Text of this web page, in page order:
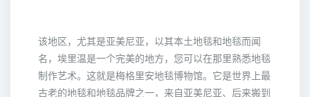
该地区，尤其是亚美尼亚，以其本土地毯和地毯而闻
名，埃里温是一个完美的地方，您可以在那里熟悉地毯
制作艺术。这就是梅格里安地毯博物馆。它是世界上最
古老的地毯和地毯品牌之一，来自亚美尼亚、后来搬到